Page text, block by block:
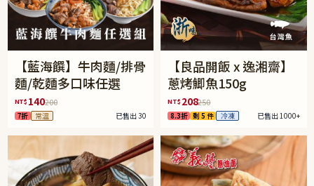
【藍海饌】牛肉麵/排骨
麵/乾麵多口味任選
NT$ 140200
7折 常溫 已售出 30
【良品開飯 x 逸湘齋】
蔥烤鯽魚150g
NT$ 208250
8.3折 剩 5 件 冷凍 已售出 1000+